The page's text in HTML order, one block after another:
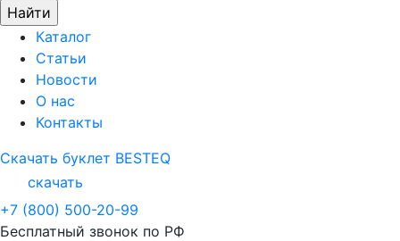
Каталог
Статьи
Новости
О нас
Контакты
Скачать буклет BESTEQ
скачать
+7 (800) 500-20-99
Бесплатный звонок по РФ